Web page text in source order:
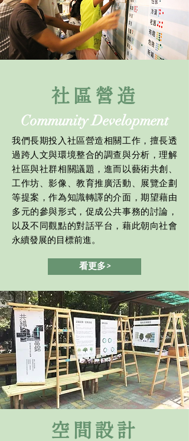
​社區營造
Community Development
我們長期投入社區營造相關工作，擅長透
過跨人文與環境整合的調查與分析，理解
社區與社群相關議題，進而以藝術共創、
工作坊、影像、教育推廣活動、展覽企劃
等提案，作為知識轉譯的介面，期望藉由
多元的參與形式，促成公共事務的討論，
以及不同觀點的對話平台，藉此朝向社會
永續發展的目標前進。
看更多>
空間設計